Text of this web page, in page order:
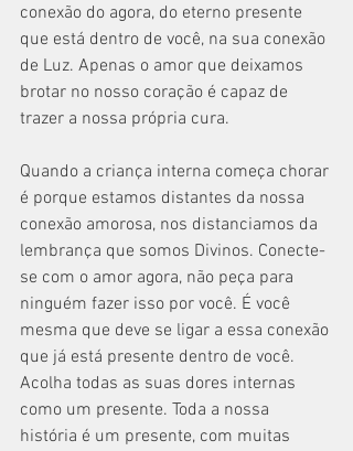
conexão do agora, do eterno presente
que está dentro de você, na sua conexão
de Luz. Apenas o amor que deixamos
brotar no nosso coração é capaz de
trazer a nossa própria cura.
Quando a criança interna começa chorar
é porque estamos distantes da nossa
conexão amorosa, nos distanciamos da
lembrança que somos Divinos. Conecte-
se com o amor agora, não peça para
ninguém fazer isso por você. É você
mesma que deve se ligar a essa conexão
que já está presente dentro de você.
Acolha todas as suas dores internas
como um presente. Toda a nossa
história é um presente, com muitas